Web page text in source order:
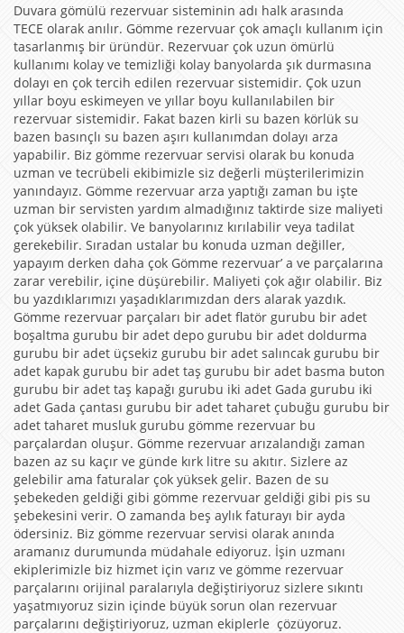
Duvara gömülü rezervuar sisteminin adı halk arasında
TECE olarak anılır. Gömme rezervuar çok amaçlı kullanım için
tasarlanmış bir üründür. Rezervuar çok uzun ömürlü
kullanımı kolay ve temizliği kolay banyolarda şık durmasına
dolayı en çok tercih edilen rezervuar sistemidir. Çok uzun
yıllar boyu eskimeyen ve yıllar boyu kullanılabilen bir
rezervuar sistemidir. Fakat bazen kirli su bazen körlük su
bazen basınçlı su bazen aşırı kullanımdan dolayı arza
yapabilir. Biz gömme rezervuar servisi olarak bu konuda
uzman ve tecrübeli ekibimizle siz değerli müşterilerimizin
yanındayız. Gömme rezervuar arza yaptığı zaman bu işte
uzman bir servisten yardım almadığınız taktirde size maliyeti
çok yüksek olabilir. Ve banyolarınız kırılabilir veya tadilat
gerekebilir. Sıradan ustalar bu konuda uzman değiller,
yapayım derken daha çok Gömme rezervuar’ a ve parçalarına
zarar verebilir, içine düşürebilir. Maliyeti çok ağır olabilir. Biz
bu yazdıklarımızı yaşadıklarımızdan ders alarak yazdık.
Gömme rezervuar parçaları bir adet flatör gurubu bir adet
boşaltma gurubu bir adet depo gurubu bir adet doldurma
gurubu bir adet üçsekiz gurubu bir adet salıncak gurubu bir
adet kapak gurubu bir adet taş gurubu bir adet basma buton
gurubu bir adet taş kapağı gurubu iki adet Gada gurubu iki
adet Gada çantası gurubu bir adet taharet çubuğu gurubu bir
adet taharet musluk gurubu gömme rezervuar bu
parçalardan oluşur. Gömme rezervuar arızalandığı zaman
bazen az su kaçır ve günde kırk litre su akıtır. Sizlere az
gelebilir ama faturalar çok yüksek gelir. Bazen de su
şebekeden geldiği gibi gömme rezervuar geldiği gibi pis su
şebekesini verir. O zamanda beş aylık faturayı bir ayda
ödersiniz. Biz gömme rezervuar servisi olarak anında
aramanız durumunda müdahale ediyoruz. İşin uzmanı
ekiplerimizle biz hizmet için varız ve gömme rezervuar
parçalarını orijinal paralarıyla değiştiriyoruz sizlere sıkıntı
yaşatmıyoruz sizin içinde büyük sorun olan rezervuar
parçalarını değiştiriyoruz, uzman ekiplerle çözüyoruz.